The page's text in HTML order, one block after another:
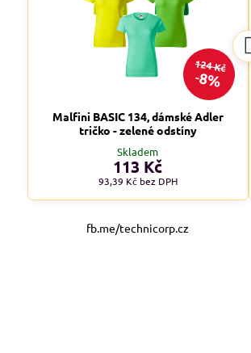
124 Kč
8%
Malfini BASIC 134, dámské Adler
tričko - zelené odstíny
Skladem
113 Kč
93,39 Kč bez DPH
fb.me/technicorp.cz